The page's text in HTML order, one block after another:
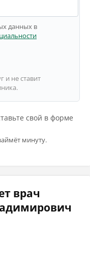
данных в
и не ставит
свой в форме
минуту.
врач